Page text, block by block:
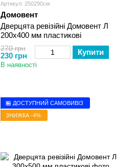
Артикул: 250290см
Домовент
Дверцята ревізійні Домовент Л
200х400 мм пластикові
270 грн
230 грн Купити
В наявності
🏪 ДОСТУПНИЙ САМОВИВІЗ
ЗНИЖКА -4%